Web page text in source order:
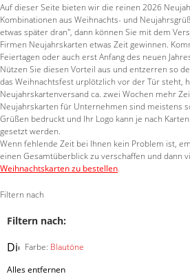
Auf dieser Seite bieten wir die reinen 2026
Kombinationen aus Weihnachts- und
etwas später dran", dann können Sie mit dem
Firmen Neujahrskarten etwas Zeit gewinnen.
Feiertagen oder auch erst Anfang des neuen
Nützen Sie diesen Vorteil aus und entzerren so
das Weihnachtsfest urplötzlich vor der Tür steht,
Neujahrskartenversand ca. zwei Wochen mehr
Neujahrskarten für Unternehmen sind meistens
Grüßen bedruckt und Ihr Logo kann je nach
gesetzt werden.
Wenn fehlende Zeit bei Ihnen kein Problem ist,
einen Gesamtüberblick zu verschaffen und dann
Weihnachtskarten zu bestellen.
Filtern nach
Filtern nach:
Farbe: Blautöne
Diesen
Alles entfernen